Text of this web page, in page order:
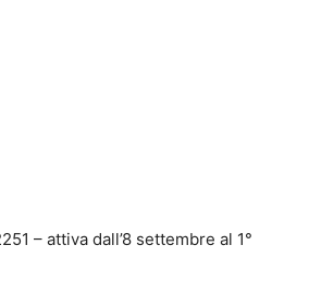
– attiva dall’8 settembre al 1°